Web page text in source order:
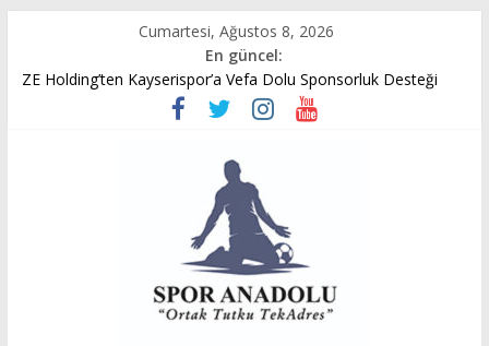
content
Cumartesi, Ağustos 8, 2026
En güncel:
ZE Holding’ten Kayserispor’a Vefa Dolu Sponsorluk Desteği
Avukat Emir Akpınar’ın Benveri Kitabı Ön Satışa Çıktı
GÜMÜŞORDU GENÇ FK U14 TÜRKİYE ŞAMPİYONASINDA
Ziya Eren Kayserispor’a Uğurlu Geldi
Spor Dünyasında Yeni Dönem Başlıyor: Zkor!